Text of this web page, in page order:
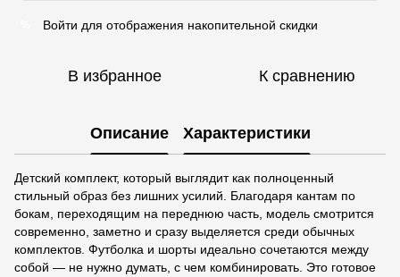
Войти для отображения накопительной скидки
В избранное К сравнению
Описание Характеристики
Детский комплект, который выглядит как полноценный
стильный образ без лишних усилий. Благодаря кантам по
бокам, переходящим на переднюю часть, модель смотрится
современно, заметно и сразу выделяется среди обычных
комплектов. Футболка и шорты идеально сочетаются между
собой — не нужно думать, с чем комбинировать. Это готовое